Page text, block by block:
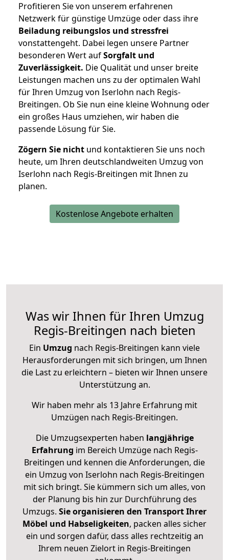
Profitieren Sie von unserem erfahrenen
Netzwerk für günstige Umzüge oder dass ihre
Beiladung reibungslos und stressfrei
vonstattengeht. Dabei legen unsere Partner
besonderen Wert aufSorgfalt und
Zuverlässigkeit. Die Qualität und unser breite
Leistungen machen uns zu der optimalen Wahl
für Ihren Umzug von Iserlohn nach Regis-
Breitingen. Ob Sie nun eine kleine Wohnung oder
ein großes Haus umziehen, wir haben die
passende Lösung für Sie.
Zögern Sie nicht und kontaktieren Sie uns noch
heute, um Ihren deutschlandweiten Umzug von
Iserlohn nach Regis-Breitingen mit Ihnen zu
planen.
Kostenlose Angebote erhalten
Was wir Ihnen für Ihren Umzug
Regis-Breitingen nach bieten
Ein Umzug nach Regis-Breitingen kann viele
Herausforderungen mit sich bringen, um Ihnen
die Last zu erleichtern – bieten wir Ihnen unsere
Unterstützung an.
Wir haben mehr als 13 Jahre Erfahrung mit
Umzügen nach Regis-Breitingen.
Die Umzugsexperten haben langjährige
Erfahrung im Bereich Umzüge nach Regis-
Breitingen und kennen die Anforderungen, die
ein Umzug von Iserlohn nach Regis-Breitingen
mit sich bringt. Sie kümmern sich um alles, von
der Planung bis hin zur Durchführung des
Umzugs. Sie organisieren den Transport Ihrer
Möbel und Habseligkeiten, packen alles sicher
ein und sorgen dafür, dass alles rechtzeitig an
Ihrem neuen Zielort in Regis-Breitingen